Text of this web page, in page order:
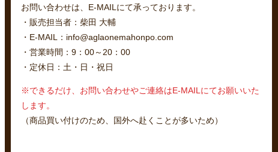
お問い合わせは、E-MAILにて承っております。
・販売担当者：柴田 大輔
・E-MAIL：info@aglaonemahonpo.com
・営業時間：9：00～20：00
・定休日：土・日・祝日
※できるだけ、お問い合わせやご連絡はE-MAILにてお願いいた
します。
（商品買い付けのため、国外へ赴くことが多いため）